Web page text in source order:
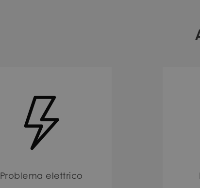
Problema elettrico